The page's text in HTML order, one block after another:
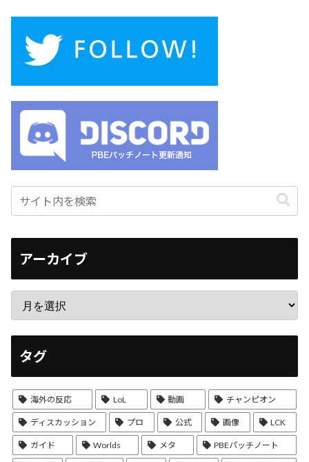
アーカイブ
タグ
海外の反応 LoL 動画 チャンピオン
ディスカッション プロ 公式 画像 LCK
ガイド Worlds メタ PBEパッチノート